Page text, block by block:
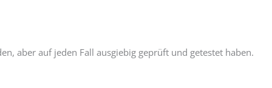
aber auf jeden Fall ausgiebig geprüft und getestet haben.